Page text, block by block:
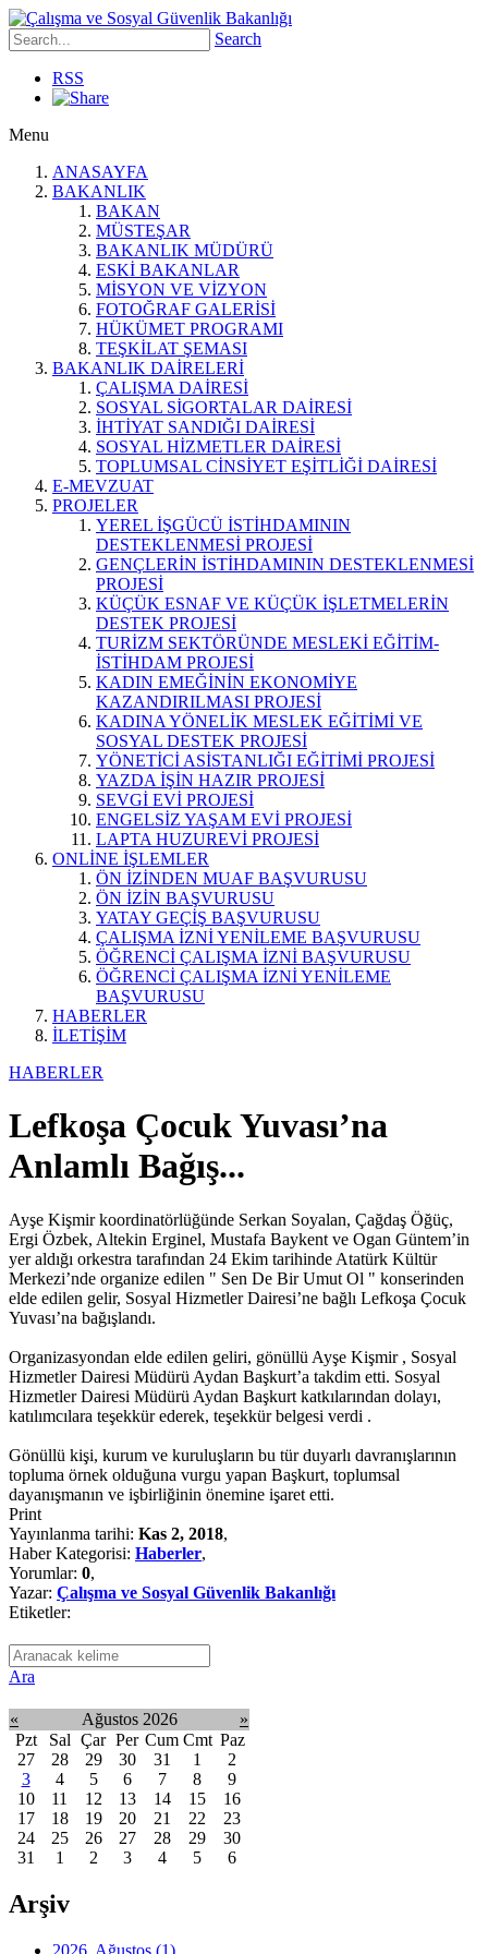
Search
RSS
Menu
ANASAYFA
BAKANLIK
BAKAN
MÜSTEŞAR
BAKANLIK MÜDÜRÜ
ESKİ BAKANLAR
MİSYON VE VİZYON
FOTOĞRAF GALERİSİ
HÜKÜMET PROGRAMI
TEŞKİLAT ŞEMASI
BAKANLIK DAİRELERİ
ÇALIŞMA DAİRESİ
SOSYAL SİGORTALAR DAİRESİ
İHTİYAT SANDIĞI DAİRESİ
SOSYAL HİZMETLER DAİRESİ
TOPLUMSAL CİNSİYET EŞİTLİĞİ DAİRESİ
E-MEVZUAT
PROJELER
YEREL İŞGÜCÜ İSTİHDAMININ
DESTEKLENMESİ PROJESİ
GENÇLERİN İSTİHDAMININ DESTEKLENMESİ
PROJESİ
KÜÇÜK ESNAF VE KÜÇÜK İŞLETMELERİN
DESTEK PROJESİ
TURİZM SEKTÖRÜNDE MESLEKİ EĞİTİM-
İSTİHDAM PROJESİ
KADIN EMEĞİNİN EKONOMİYE
KAZANDIRILMASI PROJESİ
KADINA YÖNELİK MESLEK EĞİTİMİ VE
SOSYAL DESTEK PROJESİ
YÖNETİCİ ASİSTANLIĞI EĞİTİMİ PROJESİ
YAZDA İŞİN HAZIR PROJESİ
SEVGİ EVİ PROJESİ
ENGELSİZ YAŞAM EVİ PROJESİ
LAPTA HUZUREVİ PROJESİ
ONLİNE İŞLEMLER
ÖN İZİNDEN MUAF BAŞVURUSU
ÖN İZİN BAŞVURUSU
YATAY GEÇİŞ BAŞVURUSU
ÇALIŞMA İZNİ YENİLEME BAŞVURUSU
ÖĞRENCİ ÇALIŞMA İZNİ BAŞVURUSU
ÖĞRENCİ ÇALIŞMA İZNİ YENİLEME
BAŞVURUSU
HABERLER
İLETİŞİM
HABERLER
Lefkoşa Çocuk Yuvası’na
Anlamlı Bağış...
Ayşe Kişmir koordinatörlüğünde Serkan Soyalan, Çağdaş Öğüç,
Ergi Özbek, Altekin Erginel, Mustafa Baykent ve Ogan Güntem’in
yer aldığı orkestra tarafından 24 Ekim tarihinde Atatürk Kültür
Merkezi’nde organize edilen " Sen De Bir Umut Ol " konserinden
elde edilen gelir, Sosyal Hizmetler Dairesi’ne bağlı Lefkoşa Çocuk
Yuvası’na bağışlandı.
Organizasyondan elde edilen geliri, gönüllü Ayşe Kişmir , Sosyal
Hizmetler Dairesi Müdürü Aydan Başkurt’a takdim etti. Sosyal
Hizmetler Dairesi Müdürü Aydan Başkurt katkılarından dolayı,
katılımcılara teşekkür ederek, teşekkür belgesi verdi .
Gönüllü kişi, kurum ve kuruluşların bu tür duyarlı davranışlarının
topluma örnek olduğuna vurgu yapan Başkurt, toplumsal
dayanışmanın ve işbirliğinin önemine işaret etti.
Print
Yayınlanma tarihi: Kas 2, 2018,
Haber Kategorisi: Haberler,
Yorumlar: 0,
Yazar: Çalışma ve Sosyal Güvenlik Bakanlığı
Etiketler:
Ara
« Ağustos 2026
»
Pzt
Sal Çar Per Cum Cmt Paz
27
28 29 30 31 1
2
3
4 5 6 7 8
9
10
11 12 13 14 15
16
17
18 19 20 21 22
23
24
25 26 27 28 29
30
31
1 2 3 4 5 6
Arşiv
2026, Ağustos (1)